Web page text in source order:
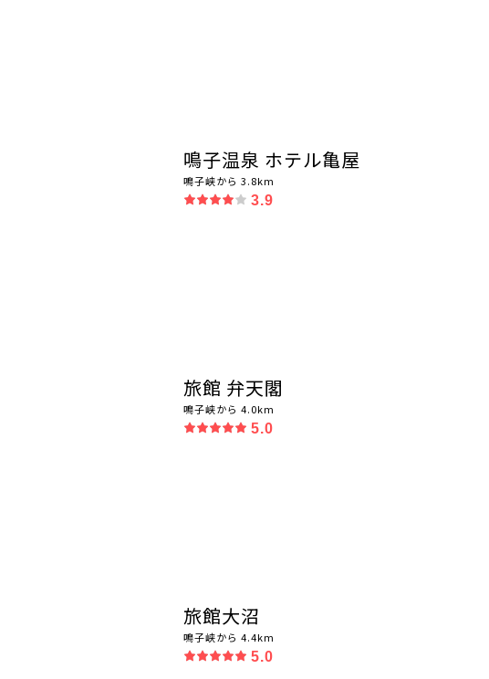
鳴子温泉 ホテル亀屋
鳴子峡から 3.8km
3.9
旅館 弁天閣
鳴子峡から 4.0km
5.0
旅館大沼
鳴子峡から 4.4km
5.0